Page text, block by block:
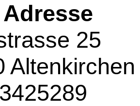
Adresse
25
Altenkirchen